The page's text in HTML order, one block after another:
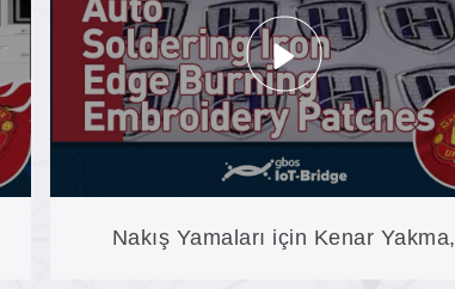
İçin Otomatik Kenar Yakma
Nakış Yamaları için Kenar Yakma,